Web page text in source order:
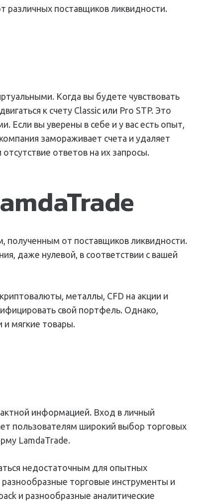
различных поставщиков ликвидности.
Когда вы будете чувствовать
к счету Classic или Pro STP. Это
Если вы уверены в себе и у вас есть опыт,
замораживает счета и удаляет
ответов на их запросы.
от поставщиков ликвидности.
даже нулевой, в соответствии с вашей
металлы, CFD на акции и
свой портфель. Однако,
и мягкие товары.
информацией. Вход в личный
пользователям широкий выбор торговых
LamdaTrade.
недостаточным для опытных
торговые инструменты и
и разнообразные аналитические